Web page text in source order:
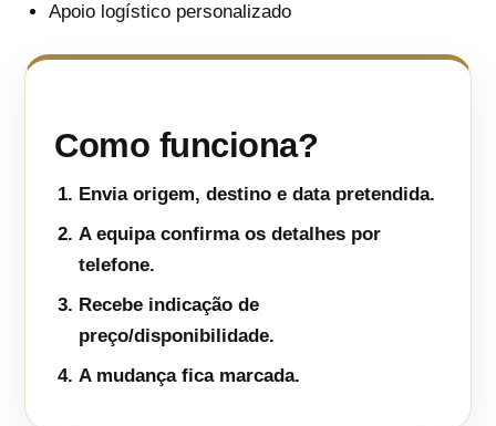
Apoio logístico personalizado
Como funciona?
Envia origem, destino e data pretendida.
A equipa confirma os detalhes por
telefone.
Recebe indicação de
preço/disponibilidade.
A mudança fica marcada.